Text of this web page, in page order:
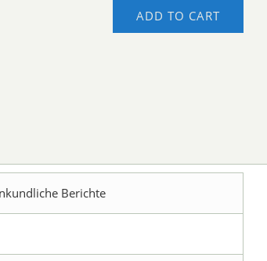
ADD TO CART
Berichte